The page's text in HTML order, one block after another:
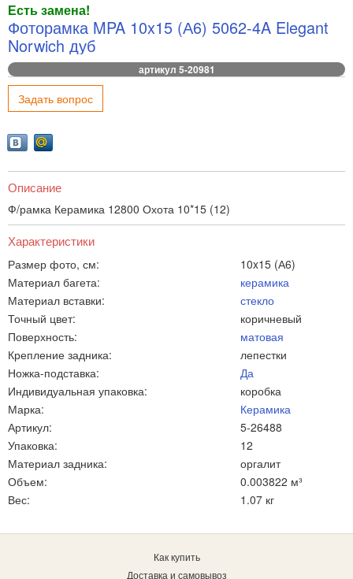
Есть замена!
Фоторамка MPA 10x15 (А6) 5062-4A Elegant
Norwich дуб
артикул 5-20981
Задать вопрос
Описание
Ф/рамка Керамика 12800 Охота 10*15 (12)
Характеристики
Размер фото, см:
10x15 (А6)
Материал багета:
керамика
Материал вставки:
стекло
Точный цвет:
коричневый
Поверхность:
матовая
Крепление задника:
лепестки
Ножка-подставка:
Да
Индивидуальная упаковка:
коробка
Марка:
Керамика
Артикул:
5-26488
Упаковка:
12
Материал задника:
оргалит
Объем:
0.003822 м³
Вес:
1.07 кг
Как купить
Доставка и самовывоз